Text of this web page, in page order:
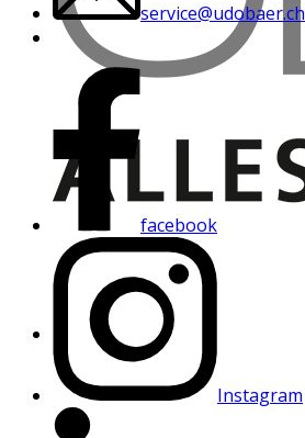
service@udobaer.ch
facebook
Instagram